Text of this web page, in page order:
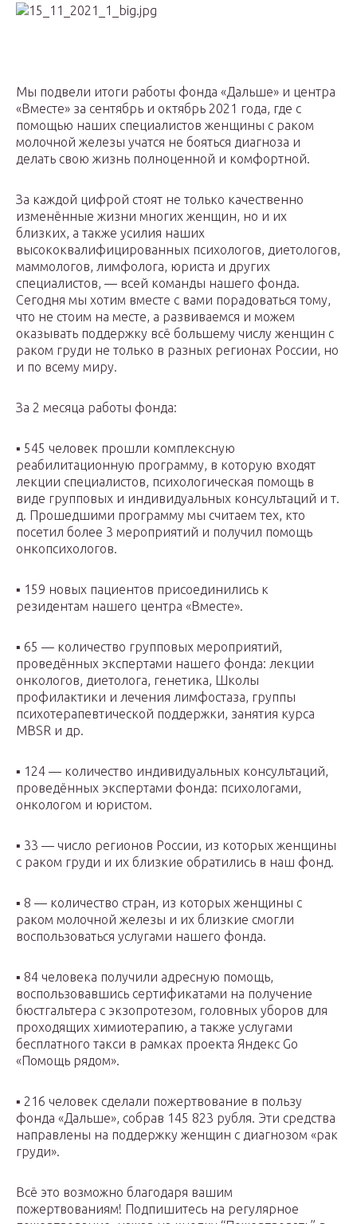
Мы подвели итоги работы фонда «Дальше» и центра
«Вместе» за сентябрь и октябрь 2021 года, где с
помощью наших специалистов женщины с раком
молочной железы учатся не бояться диагноза и
делать свою жизнь полноценной и комфортной.⠀
За каждой цифрой стоят не только качественно
изменённые жизни многих женщин, но и их
близких, а также усилия наших
высококвалифицированных психологов, диетологов,
маммологов, лимфолога, юриста и других
специалистов, — всей команды нашего фонда.
Сегодня мы хотим вместе с вами порадоваться тому,
что не стоим на месте, а развиваемся и можем
оказывать поддержку всё большему числу женщин с
раком груди не только в разных регионах России, но
и по всему миру.
За 2 месяца работы фонда:
▪️ 545 человек прошли комплексную
реабилитационную программу, в которую входят
лекции специалистов, психологическая помощь в
виде групповых и индивидуальных консультаций и т.
д. Прошедшими программу мы считаем тех, кто
посетил более 3 мероприятий и получил помощь
онкопсихологов.
▪️ 159 новых пациентов присоединились к
резидентам нашего центра «Вместе».
▪️ 65 — количество групповых мероприятий,
проведённых экспертами нашего фонда: лекции
онкологов, диетолога, генетика, Школы
профилактики и лечения лимфостаза, группы
психотерапевтической поддержки, занятия курса
MBSR и др.
▪️ 124 — количество индивидуальных консультаций,
проведённых экспертами фонда: психологами,
онкологом и юристом.
▪️ 33 — число регионов России, из которых женщины
с раком груди и их близкие обратились в наш фонд.
▪️ 8 — количество стран, из которых женщины с
раком молочной железы и их близкие смогли
воспользоваться услугами нашего фонда.
▪️ 84 человека получили адресную помощь,
воспользовавшись сертификатами на получение
бюстгальтера с экзопротезом, головных уборов для
проходящих химиотерапию, а также услугами
бесплатного такси в рамках проекта Яндекс Go
«Помощь рядом».
▪️ 216 человек сделали пожертвование в пользу
фонда «Дальше», собрав 145 823 рубля. Эти средства
направлены на поддержку женщин с диагнозом «рак
груди».
Всё это возможно благодаря вашим
пожертвованиям! Подпишитесь на регулярное